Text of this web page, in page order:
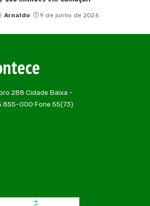
Arnaldo 9 de junho de 2026
288 Cidade Baixa -
000 Fone 55(73)